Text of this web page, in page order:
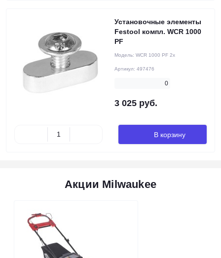
Установочные элементы
Festool компл. WCR 1000
PF
Модель: WCR 1000 PF 2x
Артикул: 497476
0
3 025 руб.
В корзину
Акции Milwaukee